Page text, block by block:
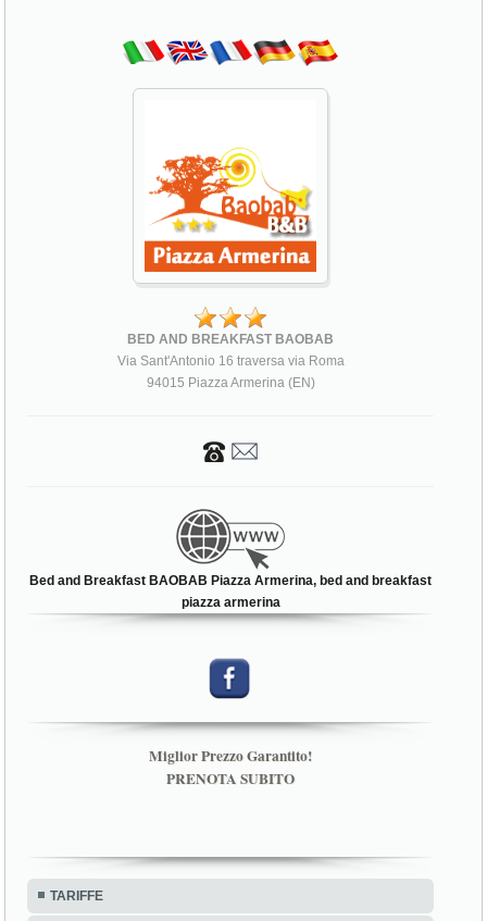
BED AND BREAKFAST BAOBAB
Via Sant'Antonio 16 traversa via Roma
94015 Piazza Armerina (EN)
Bed and Breakfast BAOBAB Piazza Armerina, bed and breakfast
piazza armerina
Miglior Prezzo Garantito!
PRENOTA SUBITO
TARIFFE